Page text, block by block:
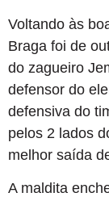
Voltando às
Braga foi de
do zagueiro
defensor do
defensiva do
pelos 2 lados
melhor saída
A maldita